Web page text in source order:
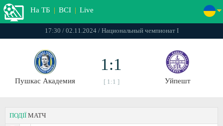
На ТБ | ВСІ | Live
17:30 / 02.11.2024 / Национальный чемпионат I
Пушкас Академия
1:1
[ 1:1 ] Уйпешт
ПОДІЇ МАТЧ